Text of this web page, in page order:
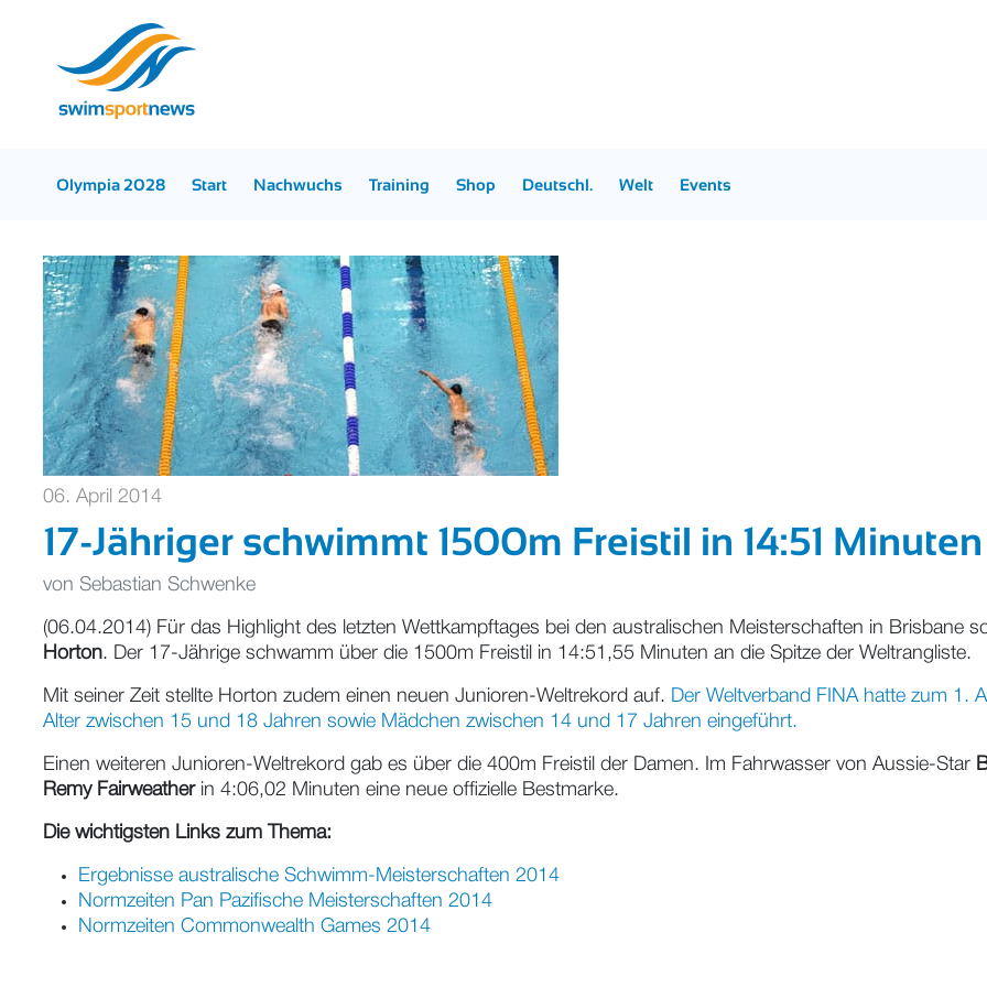
Olympia 2028 Start Nachwuchs Training Shop Deutschl. Welt Events
06. April 2014
17-Jähriger schwimmt 1500m Freistil in 14:51 Minuten
von Sebastian Schwenke
(06.04.2014) Für das Highlight des letzten Wettkampftages bei den australischen Meisterschaften in Brisbane
Horton. Der 17-Jährige schwamm über die 1500m Freistil in 14:51,55 Minuten an die Spitze der Weltrangliste.
Mit seiner Zeit stellte Horton zudem einen neuen Junioren-Weltrekord auf. Der Weltverband FINA hatte zum 1.
Alter zwischen 15 und 18 Jahren sowie Mädchen zwischen 14 und 17 Jahren eingeführt.
Einen weiteren Junioren-Weltrekord gab es über die 400m Freistil der Damen. Im Fahrwasser von Aussie-Star
Remy Fairweatherin 4:06,02 Minuten eine neue offizielle Bestmarke.
Die wichtigsten Links zum Thema:
Ergebnisse australische Schwimm-Meisterschaften 2014
Normzeiten Pan Pazifische Meisterschaften 2014
Normzeiten Commonwealth Games 2014